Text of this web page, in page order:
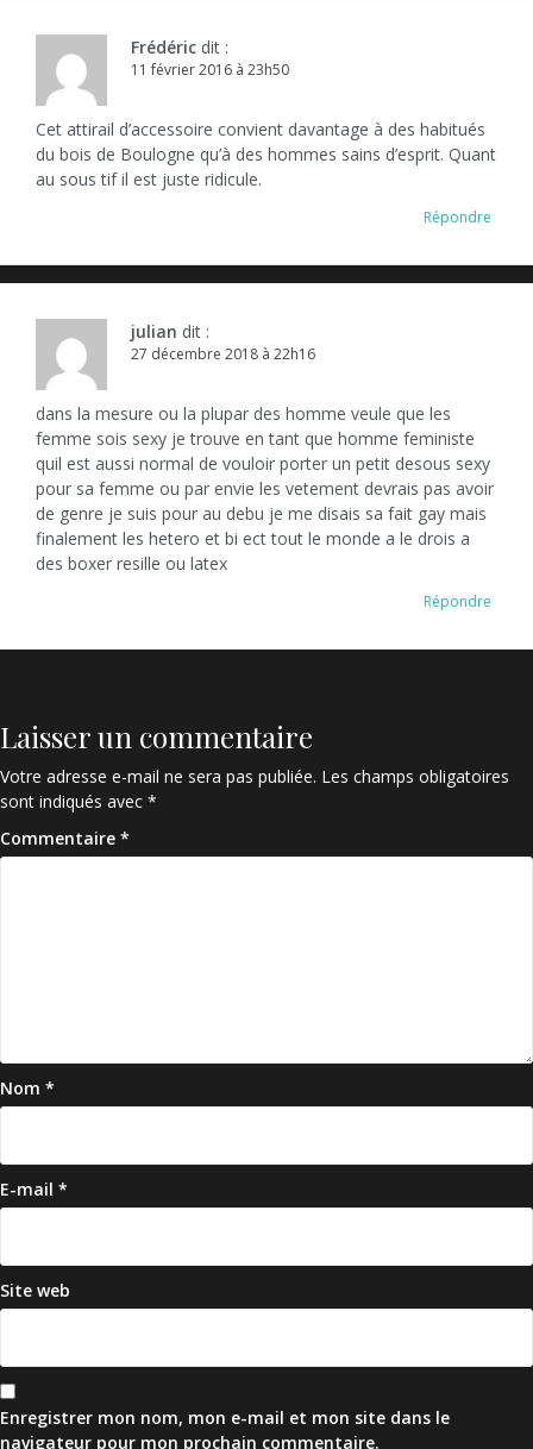
Frédéric dit :
11 février 2016 à 23h50
Cet attirail d’accessoire convient davantage à des habitués
du bois de Boulogne qu’à des hommes sains d’esprit. Quant
au sous tif il est juste ridicule.
Répondre
julian dit :
27 décembre 2018 à 22h16
dans la mesure ou la plupar des homme veule que les
femme sois sexy je trouve en tant que homme feministe
quil est aussi normal de vouloir porter un petit desous sexy
pour sa femme ou par envie les vetement devrais pas avoir
de genre je suis pour au debu je me disais sa fait gay mais
finalement les hetero et bi ect tout le monde a le drois a
des boxer resille ou latex
Répondre
Laisser un commentaire
Votre adresse e-mail ne sera pas publiée. Les champs obligatoires
sont indiqués avec *
Commentaire *
Nom *
E-mail *
Site web
Enregistrer mon nom, mon e-mail et mon site dans le
navigateur pour mon prochain commentaire.